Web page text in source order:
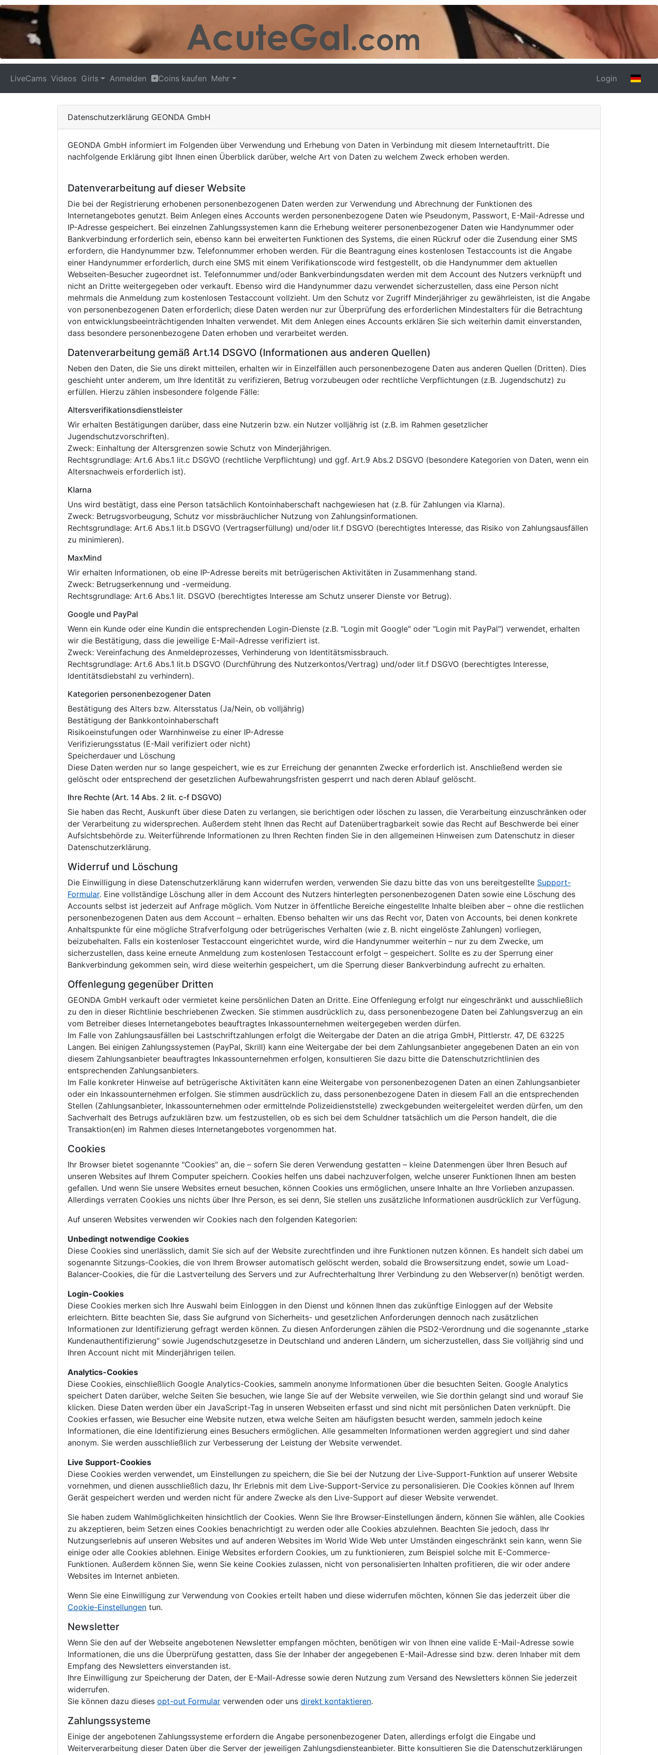
LiveCams Videos Girls Anmelden Coins kaufen Mehr Login
Datenschutzerklärung GEONDA GmbH
GEONDA GmbH informiert im Folgenden über Verwendung und Erhebung von Daten in Verbindung mit diesem Internetauftritt. Die
nachfolgende Erklärung gibt Ihnen einen Überblick darüber, welche Art von Daten zu welchem Zweck erhoben werden.
Datenverarbeitung auf dieser Website
Die bei der Registrierung erhobenen personenbezogenen Daten werden zur Verwendung und Abrechnung der Funktionen des
Internetangebotes genutzt. Beim Anlegen eines Accounts werden personenbezogene Daten wie Pseudonym, Passwort, E-Mail-Adresse und
IP-Adresse gespeichert. Bei einzelnen Zahlungssystemen kann die Erhebung weiterer personenbezogener Daten wie Handynummer oder
Bankverbindung erforderlich sein, ebenso kann bei erweiterten Funktionen des Systems, die einen Rückruf oder die Zusendung einer SMS
erfordern, die Handynummer bzw. Telefonnummer erhoben werden. Für die Beantragung eines kostenlosen Testaccounts ist die Angabe
einer Handynummer erforderlich, durch eine SMS mit einem Verifikationscode wird festgestellt, ob die Handynummer dem aktuellen
Webseiten-Besucher zugeordnet ist. Telefonnummer und/oder Bankverbindungsdaten werden mit dem Account des Nutzers verknüpft und
nicht an Dritte weitergegeben oder verkauft. Ebenso wird die Handynummer dazu verwendet sicherzustellen, dass eine Person nicht
mehrmals die Anmeldung zum kostenlosen Testaccount vollzieht. Um den Schutz vor Zugriff Minderjähriger zu gewährleisten, ist die Angabe
von personenbezogenen Daten erforderlich; diese Daten werden nur zur Überprüfung des erforderlichen Mindestalters für die Betrachtung
von entwicklungsbeeinträchtigenden Inhalten verwendet. Mit dem Anlegen eines Accounts erklären Sie sich weiterhin damit einverstanden,
dass besondere personenbezogene Daten erhoben und verarbeitet werden.
Datenverarbeitung gemäß Art.14 DSGVO (Informationen aus anderen Quellen)
Neben den Daten, die Sie uns direkt mitteilen, erhalten wir in Einzelfällen auch personenbezogene Daten aus anderen Quellen (Dritten). Dies
geschieht unter anderem, um Ihre Identität zu verifizieren, Betrug vorzubeugen oder rechtliche Verpflichtungen (z.B. Jugendschutz) zu
erfüllen. Hierzu zählen insbesondere folgende Fälle:
Altersverifikationsdienstleister
Wir erhalten Bestätigungen darüber, dass eine Nutzerin bzw. ein Nutzer volljährig ist (z.B. im Rahmen gesetzlicher
Jugendschutzvorschriften).
Zweck: Einhaltung der Altersgrenzen sowie Schutz von Minderjährigen.
Rechtsgrundlage: Art.6 Abs.1 lit.c DSGVO (rechtliche Verpflichtung) und ggf. Art.9 Abs.2 DSGVO (besondere Kategorien von Daten, wenn ein
Altersnachweis erforderlich ist).
Klarna
Uns wird bestätigt, dass eine Person tatsächlich Kontoinhaberschaft nachgewiesen hat (z.B. für Zahlungen via Klarna).
Zweck: Betrugsvorbeugung, Schutz vor missbräuchlicher Nutzung von Zahlungsinformationen.
Rechtsgrundlage: Art.6 Abs.1 lit.b DSGVO (Vertragserfüllung) und/oder lit.f DSGVO (berechtigtes Interesse, das Risiko von Zahlungsausfällen
zu minimieren).
MaxMind
Wir erhalten Informationen, ob eine IP-Adresse bereits mit betrügerischen Aktivitäten in Zusammenhang stand.
Zweck: Betrugserkennung und -vermeidung.
Rechtsgrundlage: Art.6 Abs.1 lit. DSGVO (berechtigtes Interesse am Schutz unserer Dienste vor Betrug).
Google und PayPal
Wenn ein Kunde oder eine Kundin die entsprechenden Login-Dienste (z.B. "Login mit Google" oder "Login mit PayPal") verwendet, erhalten
wir die Bestätigung, dass die jeweilige E-Mail-Adresse verifiziert ist.
Zweck: Vereinfachung des Anmeldeprozesses, Verhinderung von Identitätsmissbrauch.
Rechtsgrundlage: Art.6 Abs.1 lit.b DSGVO (Durchführung des Nutzerkontos/Vertrag) und/oder lit.f DSGVO (berechtigtes Interesse,
Identitätsdiebstahl zu verhindern).
Kategorien personenbezogener Daten
Bestätigung des Alters bzw. Altersstatus (Ja/Nein, ob volljährig)
Bestätigung der Bankkontoinhaberschaft
Risikoeinstufungen oder Warnhinweise zu einer IP-Adresse
Verifizierungsstatus (E-Mail verifiziert oder nicht)
Speicherdauer und Löschung
Diese Daten werden nur so lange gespeichert, wie es zur Erreichung der genannten Zwecke erforderlich ist. Anschließend werden sie
gelöscht oder entsprechend der gesetzlichen Aufbewahrungsfristen gesperrt und nach deren Ablauf gelöscht.
Ihre Rechte (Art. 14 Abs. 2 lit. c-f DSGVO)
Sie haben das Recht, Auskunft über diese Daten zu verlangen, sie berichtigen oder löschen zu lassen, die Verarbeitung einzuschränken oder
der Verarbeitung zu widersprechen. Außerdem steht Ihnen das Recht auf Datenübertragbarkeit sowie das Recht auf Beschwerde bei einer
Aufsichtsbehörde zu. Weiterführende Informationen zu Ihren Rechten finden Sie in den allgemeinen Hinweisen zum Datenschutz in dieser
Datenschutzerklärung.
Widerruf und Löschung
Die Einwilligung in diese Datenschutzerklärung kann widerrufen werden, verwenden Sie dazu bitte das von uns bereitgestellte Support-
Formular. Eine vollständige Löschung aller in dem Account des Nutzers hinterlegten personenbezogenen Daten sowie eine Löschung des
Accounts selbst ist jederzeit auf Anfrage möglich. Vom Nutzer in öffentliche Bereiche eingestellte Inhalte bleiben aber – ohne die restlichen
personenbezogenen Daten aus dem Account – erhalten. Ebenso behalten wir uns das Recht vor, Daten von Accounts, bei denen konkrete
Anhaltspunkte für eine mögliche Strafverfolgung oder betrügerisches Verhalten (wie z. B. nicht eingelöste Zahlungen) vorliegen,
beizubehalten. Falls ein kostenloser Testaccount eingerichtet wurde, wird die Handynummer weiterhin – nur zu dem Zwecke, um
sicherzustellen, dass keine erneute Anmeldung zum kostenlosen Testaccount erfolgt – gespeichert. Sollte es zu der Sperrung einer
Bankverbindung gekommen sein, wird diese weiterhin gespeichert, um die Sperrung dieser Bankverbindung aufrecht zu erhalten.
Offenlegung gegenüber Dritten
GEONDA GmbH verkauft oder vermietet keine persönlichen Daten an Dritte. Eine Offenlegung erfolgt nur eingeschränkt und ausschließlich
zu den in dieser Richtlinie beschriebenen Zwecken. Sie stimmen ausdrücklich zu, dass personenbezogene Daten bei Zahlungsverzug an ein
vom Betreiber dieses Internetangebotes beauftragtes Inkassounternehmen weitergegeben werden dürfen.
Im Falle von Zahlungsausfällen bei Lastschriftzahlungen erfolgt die Weitergabe der Daten an die atriga GmbH, Pittlerstr. 47, DE 63225
Langen. Bei einigen Zahlungssystemen (PayPal, Skrill) kann eine Weitergabe der bei dem Zahlungsanbieter angegebenen Daten an ein von
diesem Zahlungsanbieter beauftragtes Inkassounternehmen erfolgen, konsultieren Sie dazu bitte die Datenschutzrichtlinien des
entsprechenden Zahlungsanbieters.
Im Falle konkreter Hinweise auf betrügerische Aktivitäten kann eine Weitergabe von personenbezogenen Daten an einen Zahlungsanbieter
oder ein Inkassounternehmen erfolgen. Sie stimmen ausdrücklich zu, dass personenbezogene Daten in diesem Fall an die entsprechenden
Stellen (Zahlungsanbieter, Inkassounternehmen oder ermittelnde Polizeidienststelle) zweckgebunden weitergeleitet werden dürfen, um den
Sachverhalt des Betrugs aufzuklären bzw. um festzustellen, ob es sich bei dem Schuldner tatsächlich um die Person handelt, die die
Transaktion(en) im Rahmen dieses Internetangebotes vorgenommen hat.
Cookies
Ihr Browser bietet sogenannte "Cookies" an, die – sofern Sie deren Verwendung gestatten – kleine Datenmengen über Ihren Besuch auf
unseren Websites auf Ihrem Computer speichern. Cookies helfen uns dabei nachzuverfolgen, welche unserer Funktionen Ihnen am besten
gefallen. Und wenn Sie unsere Websites erneut besuchen, können Cookies uns ermöglichen, unsere Inhalte an Ihre Vorlieben anzupassen.
Allerdings verraten Cookies uns nichts über Ihre Person, es sei denn, Sie stellen uns zusätzliche Informationen ausdrücklich zur Verfügung.
Auf unseren Websites verwenden wir Cookies nach den folgenden Kategorien:
Unbedingt notwendige Cookies
Diese Cookies sind unerlässlich, damit Sie sich auf der Website zurechtfinden und ihre Funktionen nutzen können. Es handelt sich dabei um
sogenannte Sitzungs-Cookies, die von Ihrem Browser automatisch gelöscht werden, sobald die Browsersitzung endet, sowie um Load-
Balancer-Cookies, die für die Lastverteilung des Servers und zur Aufrechterhaltung Ihrer Verbindung zu den Webserver(n) benötigt werden.
Login-Cookies
Diese Cookies merken sich Ihre Auswahl beim Einloggen in den Dienst und können Ihnen das zukünftige Einloggen auf der Website
erleichtern. Bitte beachten Sie, dass Sie aufgrund von Sicherheits- und gesetzlichen Anforderungen dennoch nach zusätzlichen
Informationen zur Identifizierung gefragt werden können. Zu diesen Anforderungen zählen die PSD2-Verordnung und die sogenannte „starke
Kundenauthentifizierung“ sowie Jugendschutzgesetze in Deutschland und anderen Ländern, um sicherzustellen, dass Sie volljährig sind und
Ihren Account nicht mit Minderjährigen teilen.
Analytics-Cookies
Diese Cookies, einschließlich Google Analytics-Cookies, sammeln anonyme Informationen über die besuchten Seiten. Google Analytics
speichert Daten darüber, welche Seiten Sie besuchen, wie lange Sie auf der Website verweilen, wie Sie dorthin gelangt sind und worauf Sie
klicken. Diese Daten werden über ein JavaScript-Tag in unseren Webseiten erfasst und sind nicht mit persönlichen Daten verknüpft. Die
Cookies erfassen, wie Besucher eine Website nutzen, etwa welche Seiten am häufigsten besucht werden, sammeln jedoch keine
Informationen, die eine Identifizierung eines Besuchers ermöglichen. Alle gesammelten Informationen werden aggregiert und sind daher
anonym. Sie werden ausschließlich zur Verbesserung der Leistung der Website verwendet.
Live Support-Cookies
Diese Cookies werden verwendet, um Einstellungen zu speichern, die Sie bei der Nutzung der Live-Support-Funktion auf unserer Website
vornehmen, und dienen ausschließlich dazu, Ihr Erlebnis mit dem Live-Support-Service zu personalisieren. Die Cookies können auf Ihrem
Gerät gespeichert werden und werden nicht für andere Zwecke als den Live-Support auf dieser Website verwendet.
Sie haben zudem Wahlmöglichkeiten hinsichtlich der Cookies. Wenn Sie Ihre Browser-Einstellungen ändern, können Sie wählen, alle Cookies
zu akzeptieren, beim Setzen eines Cookies benachrichtigt zu werden oder alle Cookies abzulehnen. Beachten Sie jedoch, dass Ihr
Nutzungserlebnis auf unseren Websites und auf anderen Websites im World Wide Web unter Umständen eingeschränkt sein kann, wenn Sie
einige oder alle Cookies ablehnen. Einige Websites erfordern Cookies, um zu funktionieren, zum Beispiel solche mit E-Commerce-
Funktionen. Außerdem können Sie, wenn Sie keine Cookies zulassen, nicht von personalisierten Inhalten profitieren, die wir oder andere
Websites im Internet anbieten.
Wenn Sie eine Einwilligung zur Verwendung von Cookies erteilt haben und diese widerrufen möchten, können Sie das jederzeit über die
Cookie-Einstellungen tun.
Newsletter
Wenn Sie den auf der Webseite angebotenen Newsletter empfangen möchten, benötigen wir von Ihnen eine valide E-Mail-Adresse sowie
Informationen, die uns die Überprüfung gestatten, dass Sie der Inhaber der angegebenen E-Mail-Adresse sind bzw. deren Inhaber mit dem
Empfang des Newsletters einverstanden ist.
Ihre Einwilligung zur Speicherung der Daten, der E-Mail-Adresse sowie deren Nutzung zum Versand des Newsletters können Sie jederzeit
widerrufen.
Sie können dazu dieses opt-out Formular verwenden oder uns direkt kontaktieren.
Zahlungssysteme
Einige der angebotenen Zahlungssysteme erfordern die Angabe personenbezogener Daten, allerdings erfolgt die Eingabe und
Weiterverarbeitung dieser Daten über die Server der jeweiligen Zahlungsdiensteanbieter. Bitte konsultieren Sie die Datenschutzerklärungen